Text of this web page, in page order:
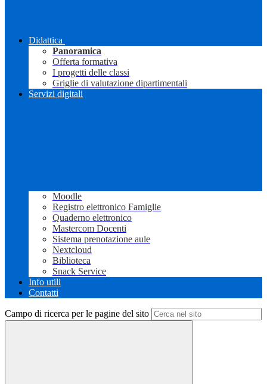
Didattica
Panoramica
Offerta formativa
I progetti delle classi
Griglie di valutazione dipartimentali
Servizi digitali
Moodle
Registro elettronico Famiglie
Quaderno elettronico
Mastercom Docenti
Sistema prenotazione aule
Nextcloud
Biblioteca
Snack Service
Info utili
Contatti
Campo di ricerca per le pagine del sito